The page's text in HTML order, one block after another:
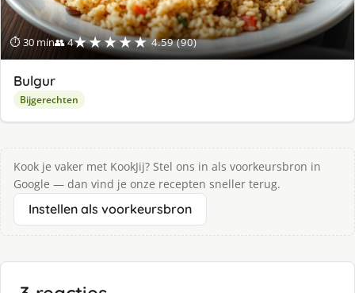
⏱ 30 min👥 4★★★★★ 4.59 (90)
Bulgur
Bijgerechten
Kook je vaker met KookJij? Stel ons in als voorkeursbron in
Google — dan vind je onze recepten sneller terug.
Instellen als voorkeursbron